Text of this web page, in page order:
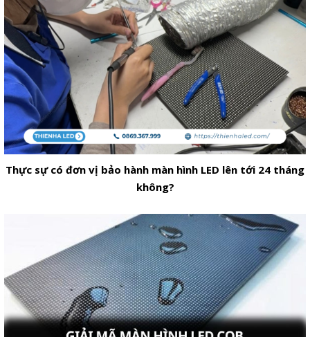
Thực sự có đơn vị bảo hành màn hình LED lên tới 24 tháng
không?